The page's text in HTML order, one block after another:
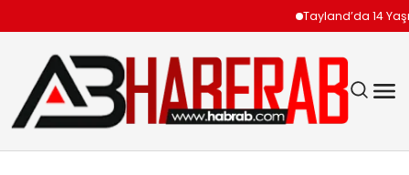
Tayland’da 14